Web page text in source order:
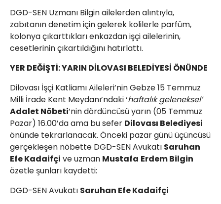
DGD-SEN Uzmanı Bilgin ailelerden alıntıyla,
zabıtanın denetim için gelerek kolilerle parfüm,
kolonya çıkarttıkları enkazdan işçi ailelerinin,
cesetlerinin çıkartıldığını hatırlattı.
YER DEĞİŞTİ: YARIN DİLOVASI BELEDİYESİ ÖNÜNDE
Dilovası İşçi Katliamı Aileleri’nin Gebze 15 Temmuz
Milli İrade Kent Meydanı’ndaki ‘haftalık geleneksel’
Adalet Nöbeti’nin dördüncüsü yarın (05 Temmuz
Pazar) 16.00’da ama bu sefer Dilovası Belediyesi
önünde tekrarlanacak. Önceki pazar günü üçüncüsü
gerçekleşen nöbette DGD-SEN Avukatı Saruhan
Efe Kadaifçi ve uzman Mustafa Erdem Bilgin
özetle şunları kaydetti:
DGD-SEN Avukatı Saruhan Efe Kadaifçi